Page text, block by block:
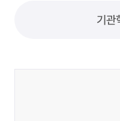
기관